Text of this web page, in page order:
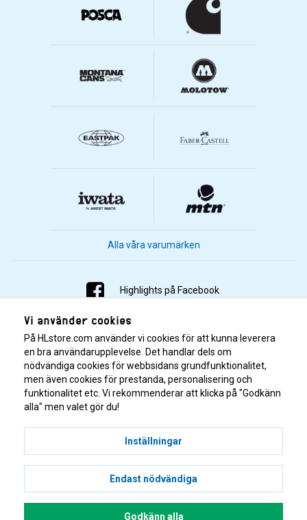
Alla våra varumärken
Highlights på Facebook
Highlights på Instagram
Highlights på Youtube
Highlights på Tiktok
© 2001–2026 Highlights/KR Distribution AB.
Vi använder cookies
På HLstore.com använder vi cookies för att kunna leverera
en bra användarupplevelse. Det handlar dels om
nödvändiga cookies för webbsidans grundfunktionalitet,
men även cookies för prestanda, personalisering och
funktionalitet etc. Vi rekommenderar att klicka på "Godkänn
alla" men valet gör du!
Inställningar
Endast nödvändiga
Godkänn alla